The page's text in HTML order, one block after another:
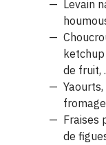
Levain
de fruit,
Fraises
de